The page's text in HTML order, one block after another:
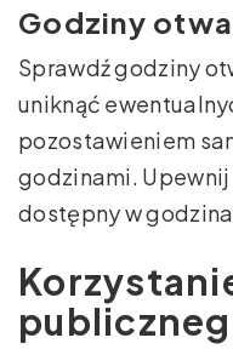
Godziny
Sprawdź godziny
uniknąć
pozostawieniem
godzinami.
dostępny w